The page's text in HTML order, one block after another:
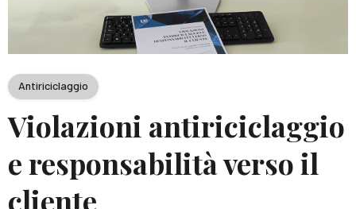
Antiriciclaggio
Violazioni antiriciclaggio
e responsabilità verso il
cliente